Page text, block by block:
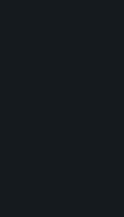
Goguma
/ I think), a key
based on what
I study